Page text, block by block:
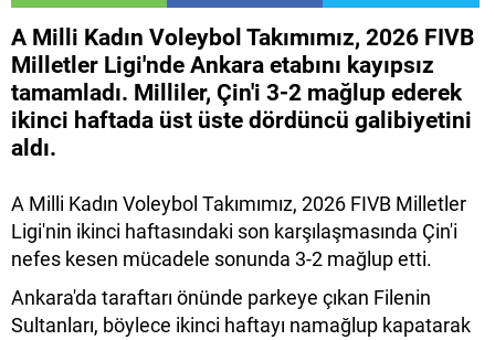
A Milli Kadın Voleybol Takımımız, 2026 FIVB
Milletler Ligi'nde Ankara etabını kayıpsız
tamamladı. Milliler, Çin'i 3-2 mağlup ederek
ikinci haftada üst üste dördüncü galibiyetini
aldı.
A Milli Kadın Voleybol Takımımız, 2026 FIVB Milletler
Ligi'nin ikinci haftasındaki son karşılaşmasında Çin'i
nefes kesen mücadele sonunda 3-2 mağlup etti.
Ankara'da taraftarı önünde parkeye çıkan Filenin
Sultanları, böylece ikinci haftayı namağlup kapatarak